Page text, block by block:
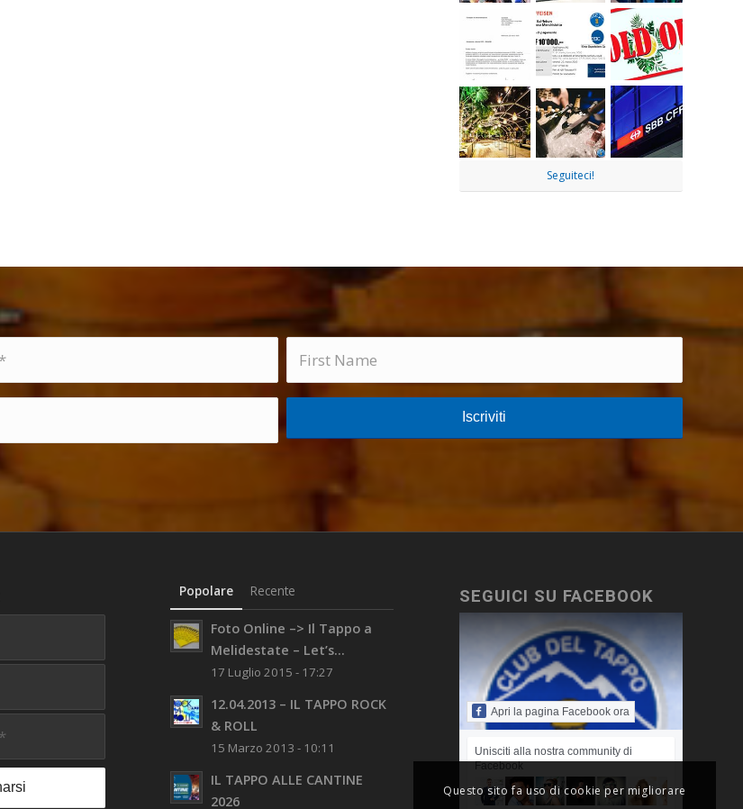
Seguiteci!
Popolare Recente
Foto Online –> Il Tappo a
Melidestate – Let’s...
17 Luglio 2015 - 17:27
12.04.2013 – IL TAPPO ROCK
& ROLL
15 Marzo 2013 - 10:11
IL TAPPO ALLE CANTINE
2026
SEGUICI SU FACEBOOK
Apri la pagina Facebook ora
Unisciti alla nostra community di
Facebook
Questo sito fa uso di cookie per migliorare